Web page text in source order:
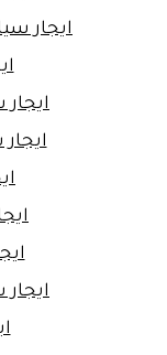
ايجار
ايجار